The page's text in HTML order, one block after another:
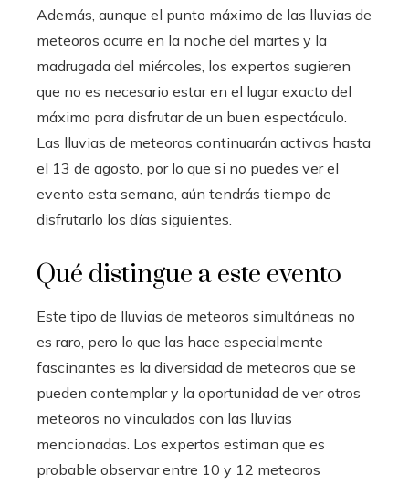
Además, aunque el punto máximo de las lluvias de
meteoros ocurre en la noche del martes y la
madrugada del miércoles, los expertos sugieren
que no es necesario estar en el lugar exacto del
máximo para disfrutar de un buen espectáculo.
Las lluvias de meteoros continuarán activas hasta
el 13 de agosto, por lo que si no puedes ver el
evento esta semana, aún tendrás tiempo de
disfrutarlo los días siguientes.
Qué distingue a este evento
Este tipo de lluvias de meteoros simultáneas no
es raro, pero lo que las hace especialmente
fascinantes es la diversidad de meteoros que se
pueden contemplar y la oportunidad de ver otros
meteoros no vinculados con las lluvias
mencionadas. Los expertos estiman que es
probable observar entre 10 y 12 meteoros